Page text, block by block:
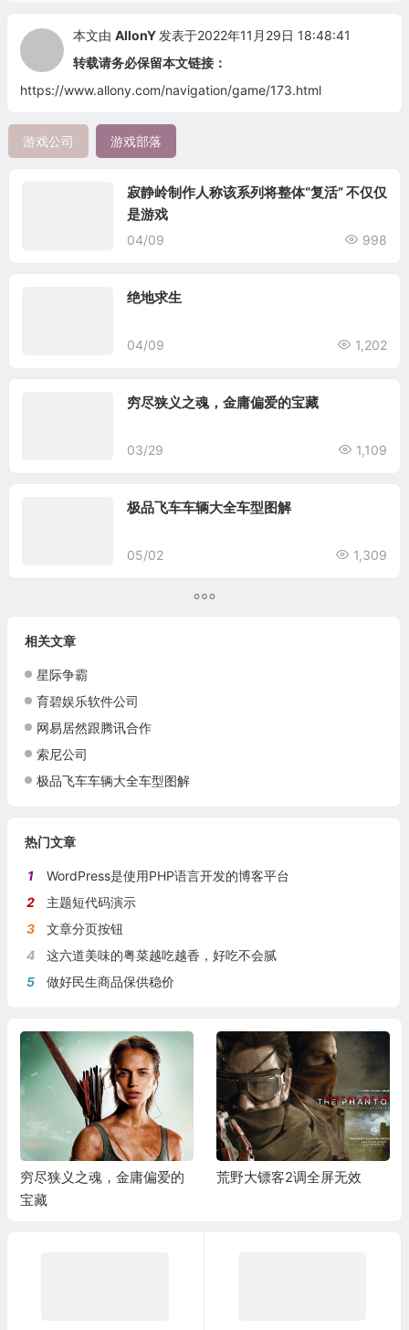
本文由 AllonY 发表于2022年11月29日 18:48:41
转载请务必保留本文链接：
https://www.allony.com/navigation/game/173.html
游戏公司 游戏部落
寂静岭制作人称该系列将整体“复活” 不仅仅
是游戏
04/09 998
绝地求生
04/09 1,202
穷尽狭义之魂，金庸偏爱的宝藏
03/29 1,109
极品飞车车辆大全车型图解
05/02 1,309
相关文章
星际争霸
育碧娱乐软件公司
网易居然跟腾讯合作
索尼公司
极品飞车车辆大全车型图解
热门文章
1
WordPress是使用PHP语言开发的博客平台
2
主题短代码演示
3
文章分页按钮
4
这六道美味的粤菜越吃越香，好吃不会腻
5
做好民生商品保供稳价
穷尽狭义之魂，金庸偏爱的
宝藏
荒野大镖客2调全屏无效